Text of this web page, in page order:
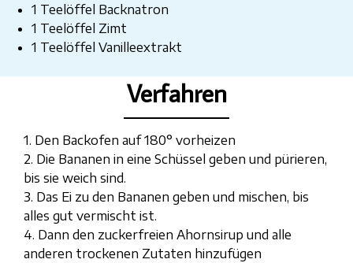
1 Teelöffel Backnatron
1 Teelöffel Zimt
1 Teelöffel Vanilleextrakt
Verfahren
1. Den Backofen auf 180° vorheizen
2. Die Bananen in eine Schüssel geben und pürieren,
bis sie weich sind.
3. Das Ei zu den Bananen geben und mischen, bis
alles gut vermischt ist.
4. Dann den zuckerfreien Ahornsirup und alle
anderen trockenen Zutaten hinzufügen